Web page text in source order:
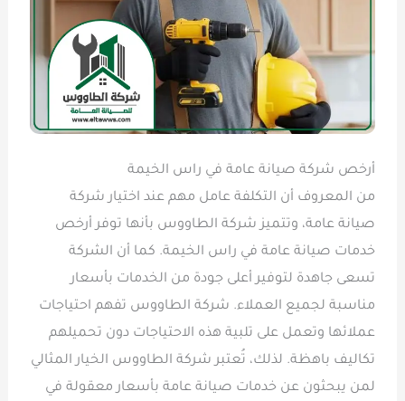
أرخص شركة صيانة عامة في راس الخيمة
من المعروف أن التكلفة عامل مهم عند اختيار شركة
صيانة عامة، وتتميز شركة الطاووس بأنها توفر أرخص
خدمات صيانة عامة في راس الخيمة. كما أن الشركة
تسعى جاهدة لتوفير أعلى جودة من الخدمات بأسعار
مناسبة لجميع العملاء. شركة الطاووس تفهم احتياجات
عملائها وتعمل على تلبية هذه الاحتياجات دون تحميلهم
تكاليف باهظة. لذلك، تُعتبر شركة الطاووس الخيار المثالي
لمن يبحثون عن خدمات صيانة عامة بأسعار معقولة في